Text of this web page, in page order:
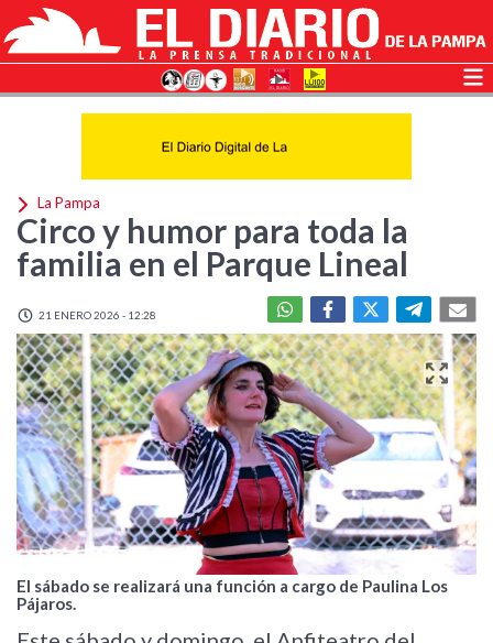
La Pampa
Circo y humor para toda la
familia en el Parque Lineal
21 ENERO 2026 - 12:28
El sábado se realizará una función a cargo de Paulina Los
Pájaros.